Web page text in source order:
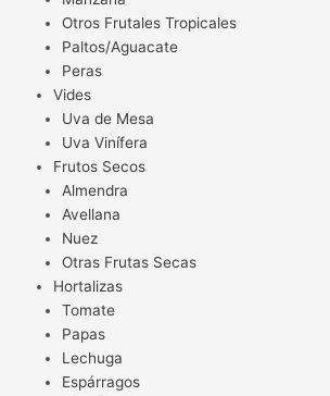
Otros Frutales Tropicales
Paltos/Aguacate
Peras
Vides
Uva de Mesa
Uva Vinífera
Frutos Secos
Almendra
Avellana
Nuez
Otras Frutas Secas
Hortalizas
Tomate
Papas
Lechuga
Espárragos